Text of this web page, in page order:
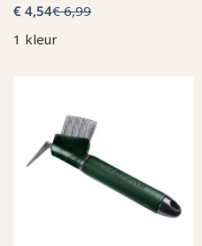
€ 4,54€ 6,99
1 kleur